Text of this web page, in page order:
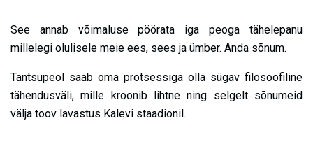
See annab võimaluse pöörata iga peoga tähelepanu
millelegi olulisele meie ees, sees ja ümber. Anda sõnum.
Tantsupeol saab oma protsessiga olla sügav filosoofiline
tähendusväli, mille kroonib lihtne ning selgelt sõnumeid
välja toov lavastus Kalevi staadionil.